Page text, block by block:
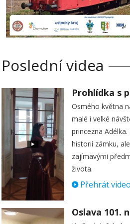
Poslední videa
Osmého května
malé i velké
princezna
historií zámku,
zajímavými
života.
Přehrát video